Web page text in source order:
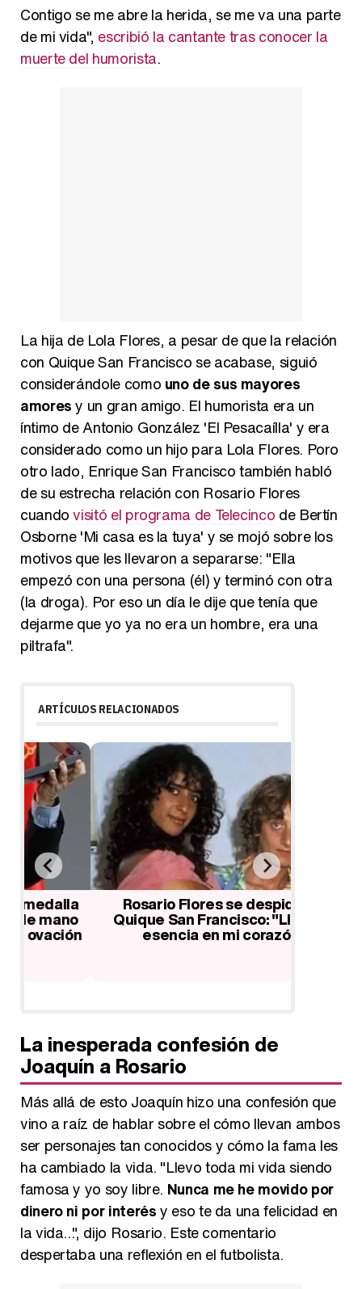
Contigo se me abre la herida, se me va una parte
de mi vida", escribió la cantante tras conocer la
muerte del humorista.
La hija de Lola Flores, a pesar de que la relación
con Quique San Francisco se acabase, siguió
considerándole como uno de sus mayores
amoresy un gran amigo. El humorista era un
íntimo de Antonio González 'El Pesacaílla' y era
considerado como un hijo para Lola Flores. Poro
otro lado, Enrique San Francisco también habló
de su estrecha relación con Rosario Flores
cuandovisitó el programa de Telecinco de Bertín
Osborne 'Mi casa es la tuya' y se mojó sobre los
motivos que les llevaron a separarse: "Ella
empezó con una persona (él) y terminó con otra
(la droga). Por eso un día le dije que tenía que
dejarme que yo ya no era un hombre, era una
piltrafa".
ARTÍCULOS RELACIONADOS
Rosario Flores se despide de
Quique San Francisco: "Llevo tu
esencia en mi corazón"
La inesperada confesión de
Joaquín a Rosario
Más allá de esto Joaquín hizo una confesión que
vino a raíz de hablar sobre el cómo llevan ambos
ser personajes tan conocidos y cómo la fama les
ha cambiado la vida. "Llevo toda mi vida siendo
famosa y yo soy libre. Nunca me he movido por
dinero ni por interésy eso te da una felicidad en
la vida...", dijo Rosario. Este comentario
despertaba una reflexión en el futbolista.